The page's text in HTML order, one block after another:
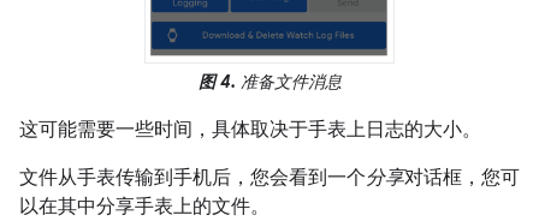
图 4. 准备文件消息
这可能需要一些时间，具体取决于手表上日志的大小。
文件从手表传输到手机后，您会看到一个分享对话框，您可
以在其中分享手表上的文件。